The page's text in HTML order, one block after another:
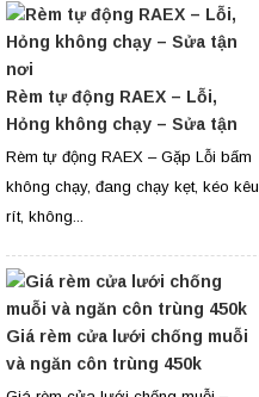
Rèm tự động RAEX – Lỗi,
Hỏng không chạy – Sửa tận
nơi
Rèm tự động RAEX – Gặp Lỗi bấm
không chạy, đang chạy kẹt, kéo kêu
rít, không...
Giá rèm cửa lưới chống muỗi
và ngăn côn trùng 450k